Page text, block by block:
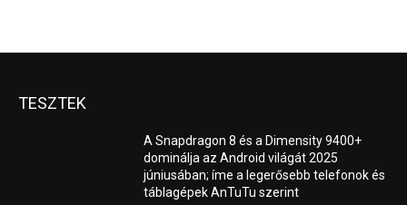
TESZTEK
A Snapdragon 8 és a Dimensity 9400+
dominálja az Android világát 2025
júniusában; íme a legerősebb telefonok és
táblagépek AnTuTu szerint